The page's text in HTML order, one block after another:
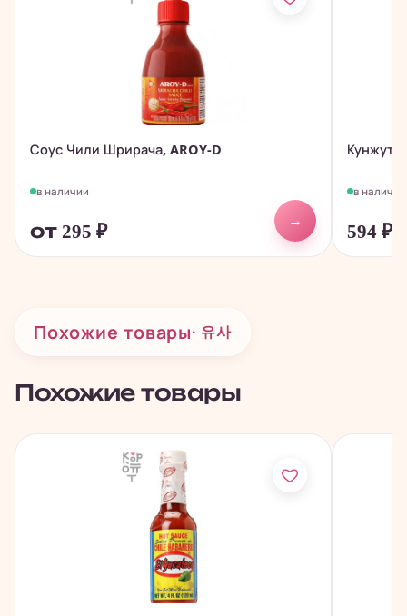
Соус Чили Шрирача, AROY-D
в наличии
от 295 ₽
→
Кунжут
в наличии
594₽
Похожие товары· 유사
Похожие товары